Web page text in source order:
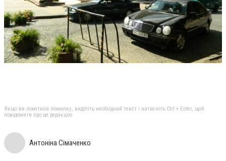
Якщо ви помітили помилку, виділіть необхідний текст і натисніть Ctrl + Enter, щоб
повідомити про це редакцію
Антоніна Сімаченко